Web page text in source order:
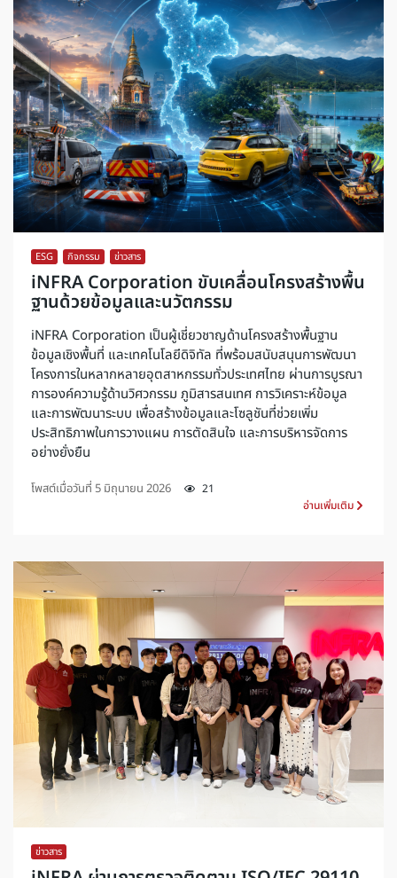
ESG กิจกรรม ข่าวสาร
iNFRA Corporation ขับเคลื่อนโครงสร้างพื้น
ฐานด้วยข้อมูลและนวัตกรรม
iNFRA Corporation เป็นผู้เชี่ยวชาญด้านโครงสร้างพื้นฐาน
ข้อมูลเชิงพื้นที่ และเทคโนโลยีดิจิทัล ที่พร้อมสนับสนุนการพัฒนา
โครงการในหลากหลายอุตสาหกรรมทั่วประเทศไทย ผ่านการบูรณา
การองค์ความรู้ด้านวิศวกรรม ภูมิสารสนเทศ การวิเคราะห์ข้อมูล
และการพัฒนาระบบ เพื่อสร้างข้อมูลและโซลูชันที่ช่วยเพิ่ม
ประสิทธิภาพในการวางแผน การตัดสินใจ และการบริหารจัดการ
อย่างยั่งยืน
โพสต์เมื่อวันที่ 5 มิถุนายน 2026
21
อ่านเพิ่มเติม
ข่าวสาร